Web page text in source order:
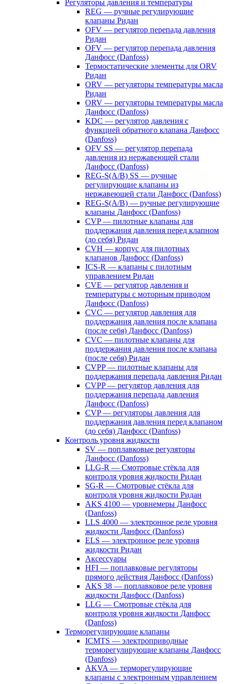
Регуляторы давления и температуры
REG — ручные регулирующие
клапаны Ридан
OFV — регулятор перепада давления
Ридан
OFV — регулятор перепада давления
Данфосс (Danfoss)
Термостатические элементы для ORV
Ридан
ORV — регуляторы температуры масла
Ридан
ORV — регуляторы температуры масла
Данфосс (Danfoss)
KDC — регулятор давления с
функцией обратного клапана Данфосс
(Danfoss)
OFV SS — регулятор перепада
давления из нержавеющей стали
Данфосс (Danfoss)
REG-S(A/B) SS — ручные
регулирующие клапаны из
нержавеющей стали Данфосс (Danfoss)
REG-S(A/B) — ручные регулирующие
клапаны Данфосс (Danfoss)
CVP — пилотные клапаны для
поддержания давления перед клапном
(до себя) Ридан
CVH — корпус для пилотных
клапанов Данфосс (Danfoss)
ICS-R — клапаны с пилотным
управлением Ридан
CVE — регулятор давления и
температуры с моторным приводом
Данфосс (Danfoss)
CVС — регулятор давления для
поддержания давления после клапана
(после себя) Данфосс (Danfoss)
CVС — пилотные клапаны для
поддержания давления после клапана
(после себя) Ридан
CVPP — пилотные клапаны для
поддержания перепада давления Ридан
CVPP — регулятор давления для
поддержания перепада давления
Данфосс (Danfoss)
CVP — регуляторы давления для
поддержания давления перед клапаном
(до себя) Данфосс (Danfoss)
Контроль уровня жидкости
SV — поплавковые регуляторы
Данфосс (Danfoss)
LLG-R — Смотровые стёкла для
контроля уровня жидкости Ридан
SG-R — Смотровые стёкла для
контроля уровня жидкости Ридан
AKS 4100 — уровнемеры Данфосс
(Danfoss)
LLS 4000 — электронное реле уровня
жидкости Данфосс (Danfoss)
ELS — электронное реле уровня
жидкости Ридан
Аксессуары
HFI — поплавковые регуляторы
прямого действия Данфосс (Danfoss)
AKS 38 — поплавковое реле уровня
жидкости Данфосс (Danfoss)
LLG — Смотровые стёкла для
контроля уровня жидкости Данфосс
(Danfoss)
Терморегулирующие клапаны
ICMTS — электроприводные
терморегулирующие клапаны Данфосс
(Danfoss)
AKVA — терморегулирующие
клапаны с электронным управлением